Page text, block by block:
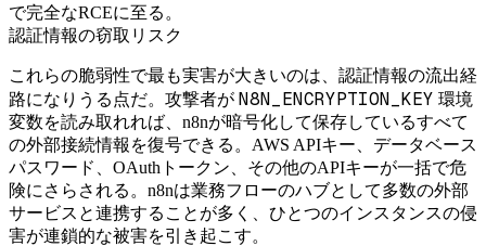
で完全なRCEに至る。
認証情報の窃取リスク
これらの脆弱性で最も実害が大きいのは、認証情報の流出経
路になりうる点だ。攻撃者が N8N_ENCRYPTION_KEY 環境
変数を読み取れれば、n8nが暗号化して保存しているすべて
の外部接続情報を復号できる。AWS APIキー、データベース
パスワード、OAuthトークン、その他のAPIキーが一括で危
険にさらされる。n8nは業務フローのハブとして多数の外部
サービスと連携することが多く、ひとつのインスタンスの侵
害が連鎖的な被害を引き起こす。